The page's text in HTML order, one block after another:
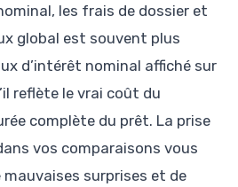
les frais de dossier et
global est souvent plus
d’intérêt nominal affiché sur
reflète le vrai coût du
complète du prêt. La prise
vos comparaisons vous
surprises et de